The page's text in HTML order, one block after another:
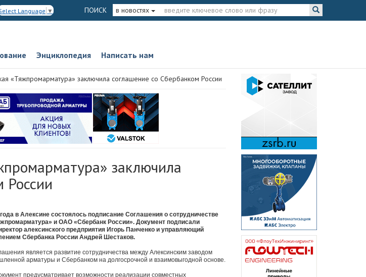
Language ▼ ПОИСК в новостях
Энциклопедия Написать нам
«Тяжпромарматура» заключила соглашение со Сбербанком России
заключила
России
в Алексине состоялось подписание Соглашения о сотрудничестве
и ОАО «Сбербанк России». Документ подписали
алексинского предприятия Игорь Панченко и управляющий
Сбербанка России Андрей Шестаков.
является развитие сотрудничества между Алексинским заводом
арматуры и Сбербанком на долгосрочной и взаимовыгодной основе.
предусматривает возможности реализации совместных